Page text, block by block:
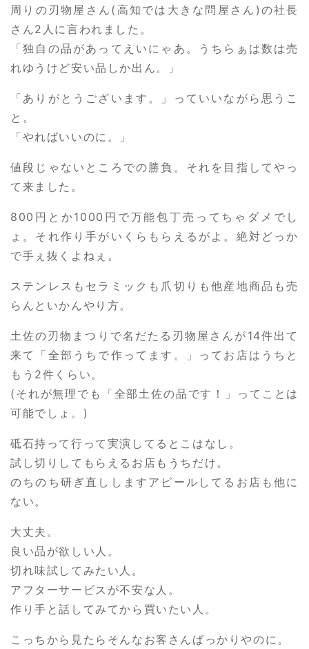
周りの刃物屋さん(高知では大きな問屋さん)の社長
さん2人に言われました。
「独自の品があってえいにゃあ。うちらぁは数は売
れゆうけど安い品しか出ん。」
「ありがとうございます。」っていいながら思うこ
と。
「やればいいのに。」
値段じゃないところでの勝負。それを目指してやっ
て来ました。
800円とか1000円で万能包丁売ってちゃダメでし
ょ。それ作り手がいくらもらえるがよ。絶対どっか
で手ぇ抜くよねぇ。
ステンレスもセラミックも爪切りも他産地商品も売
らんといかんやり方。
土佐の刃物まつりで名だたる刃物屋さんが14件出て
来て「全部うちで作ってます。」ってお店はうちと
もう2件くらい。
(それが無理でも「全部土佐の品です！」ってことは
可能でしょ。)
砥石持って行って実演してるとこはなし。
試し切りしてもらえるお店もうちだけ。
のちのち研ぎ直ししますアピールしてるお店も他に
ない。
大丈夫。
良い品が欲しい人。
切れ味試してみたい人。
アフターサービスが不安な人。
作り手と話してみてから買いたい人。
こっちから見たらそんなお客さんばっかりやのに。